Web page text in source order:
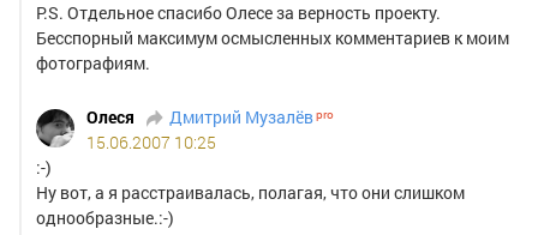
же
email,
что
и
Nonstop-
Случайно
созданный
P.S. Отдельное спасибо Олесе за верность проекту.
Бесспорный максимум осмысленных комментариев к моим
фотографиям.
Олеся
Дмитрий Музалёв
15.06.2007 10:25
:-)
Ну вот, а я расстраивалась, полагая, что они слишком
однообразные.:-)